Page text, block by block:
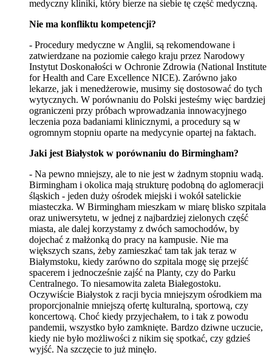
medyczny kliniki, który bierze na siebie tę część medyczną.
Nie ma konfliktu kompetencji?
- Procedury medyczne w Anglii, są rekomendowane i
zatwierdzane na poziomie całego kraju przez Narodowy
Instytut Doskonałości w Ochronie Zdrowia (National Institute
for Health and Care Excellence NICE). Zarówno jako
lekarze, jak i menedżerowie, musimy się dostosować do tych
wytycznych. W porównaniu do Polski jesteśmy więc bardziej
ograniczeni przy próbach wprowadzania innowacyjnego
leczenia poza badaniami klinicznymi, a procedury są w
ogromnym stopniu oparte na medycynie opartej na faktach.
Jaki jest Białystok w porównaniu do Birmingham?
- Na pewno mniejszy, ale to nie jest w żadnym stopniu wadą.
Birmingham i okolica mają strukturę podobną do aglomeracji
śląskich - jeden duży ośrodek miejski i wokół satelickie
miasteczka. W Birmingham mieszkam w miarę blisko szpitala
oraz uniwersytetu, w jednej z najbardziej zielonych część
miasta, ale dalej korzystamy z dwóch samochodów, by
dojechać z małżonką do pracy na kampusie. Nie ma
większych szans, żeby zamieszkać tam tak jak teraz w
Białymstoku, kiedy zarówno do szpitala mogę się przejść
spacerem i jednocześnie zajść na Planty, czy do Parku
Centralnego. To niesamowita zaleta Białegostoku.
Oczywiście Białystok z racji bycia mniejszym ośrodkiem ma
proporcjonalnie mniejszą ofertę kulturalną, sportową, czy
koncertową. Choć kiedy przyjechałem, to i tak z powodu
pandemii, wszystko było zamknięte. Bardzo dziwne uczucie,
kiedy nie było możliwości z nikim się spotkać, czy gdzieś
wyjść. Na szczęcie to już minęło.